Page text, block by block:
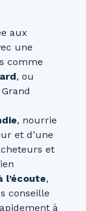
aux
une
comme
, ou
, nourrie
et d’une
et
,
conseille
à